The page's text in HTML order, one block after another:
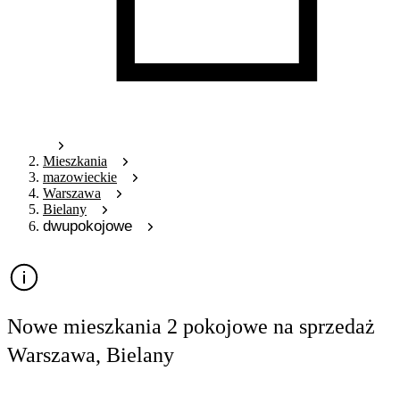
Mieszkania
mazowieckie
Warszawa
Bielany
dwupokojowe
Nowe mieszkania 2 pokojowe na sprzedaż
Warszawa, Bielany